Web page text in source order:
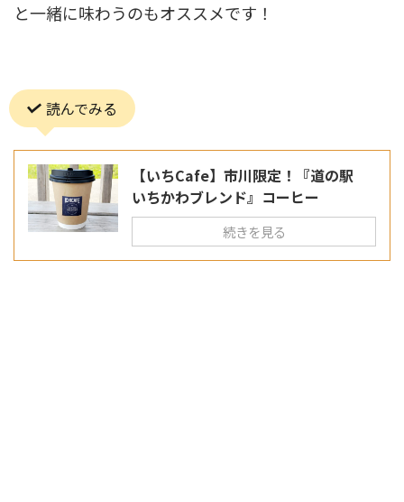
と一緒に味わうのもオススメです！
読んでみる
【いちCafe】市川限定！『道の駅
いちかわブレンド』コーヒー
続きを見る